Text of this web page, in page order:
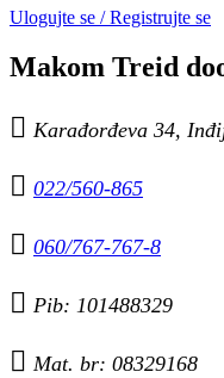
Ulogujte se / Registrujte se
Makom Treid
 Karađorđeva 34,
 022/560-865
 060/767-767-8
 Pib: 101488329
 Mat. br: 08329168